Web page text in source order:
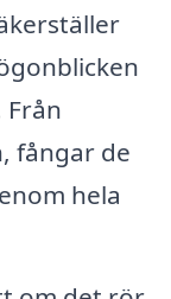
fångar de
hela